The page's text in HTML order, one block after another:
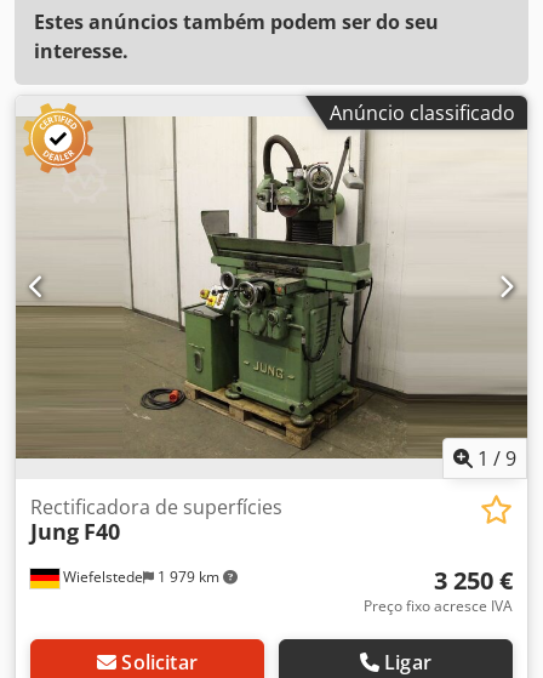
Estes anúncios também podem ser do seu
interesse.
Anúncio classificado
1 /9
Wiefelstede 1 979 km
Rectificadora de superfícies
Jung F40
3 250 €
Preço fixo acresce IVA
Solicitar Ligar